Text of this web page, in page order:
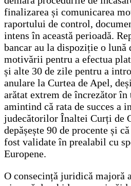
finalizarea și comunicarea
raportului de control,
intens în această perioadă.
bancar au la dispoziție o lună
motivării pentru a efectua
și alte 30 de zile pentru a
anulare la Curtea de Apel,
arătat extrem de încrezător
amintind că rata de succes a
judecătorilor Înaltei Curți de
depășește 90 de procente și
fost validate în prealabil cu
Europene.
O consecință juridică majoră